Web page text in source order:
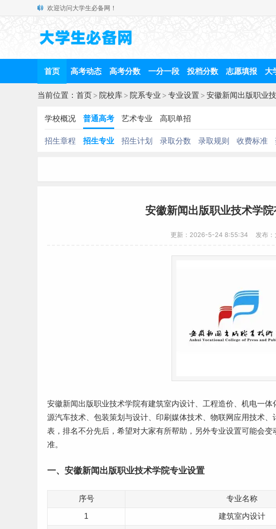
欢迎访问大学生必备网！
首页 高考动态 高考分数 一分一段 投档分数 志愿填报 大
当前位置： 首页> 院校库> 院系专业 > 专业设置 > 安徽新闻出版职业
学校概况 普通高考 艺术专业 高职单招
招生章程 招生专业 招生计划 录取分数 录取规则 收费标准
安徽新闻出版职业技术学院
更新：2026-5-24 8:55:34 发布：
安徽新闻出版职业技术学院有建筑室内设计、工程造价、机电一
源汽车技术、包装策划与设计、印刷媒体技术、物联网应用技术、
表，排名不分先后，希望对大家有所帮助，另外专业设置可能会变
准。
一、安徽新闻出版职业技术学院专业设置
序号 专业名称
1 建筑室内设计